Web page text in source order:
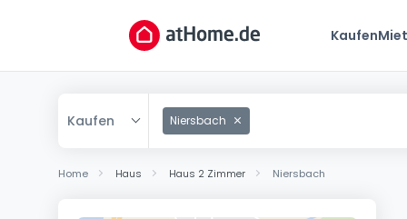
Kaufen
Kaufen Niersbach
Home Haus Haus 2 Zimmer Niersbach